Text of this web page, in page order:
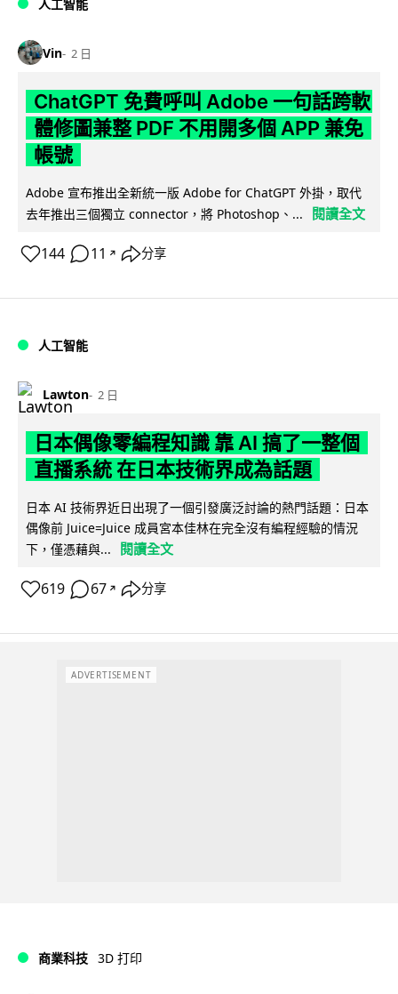
人工智能
Vin 2 日
ChatGPT 免費呼叫 Adobe 一句話跨軟
體修圖兼整 PDF 不用開多個 APP 兼免
帳號
Adobe 宣布推出全新統一版 Adobe for ChatGPT 外掛，取代
去年推出三個獨立 connector，將 Photoshop、...
閱讀全文
144 11 ↗ 分享
人工智能
Lawton 2 日
日本偶像零編程知識 靠 AI 搞了一整個
直播系統 在日本技術界成為話題
日本 AI 技術界近日出現了一個引發廣泛討論的熱門話題：日本
偶像前 Juice=Juice 成員宮本佳林在完全沒有編程經驗的情況
下，僅憑藉與...
閱讀全文
619 67 ↗ 分享
ADVERTISEMENT
商業科技 3D 打印